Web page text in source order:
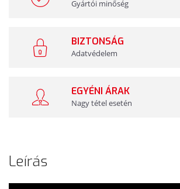
Gyártói minőség
BIZTONSÁG
Adatvédelem
EGYÉNI ÁRAK
Nagy tétel esetén
Leírás